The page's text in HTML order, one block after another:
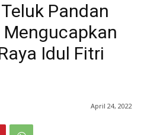
Pandan
Mengucapkan
Idul Fitri
April 24, 2022